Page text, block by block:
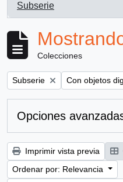
Subserie
, 1 resultados
Colecciones
Remove filter:
Subserie Remove filter:
Con objetos
Opciones
Imprimir vista previa
Ordenar por: Relevancia